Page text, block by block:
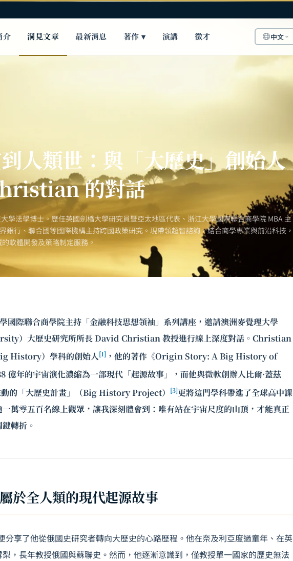
介 洞見文章 最新消息 著作 ▾ 演講 徵才 中文
人類世：與「大歷史」創始人
的對話
學法學博士。歷任英國劍橋大學研究員暨亞太地區代表、浙江大學國際聯合商學院 MBA 主
銀行、聯合國等國際機構主持跨國政策研究。現帶領超智諮詢，結合商學專業與前沿科技，
軟體開發及策略制定服務。
國際聯合商學院主持「金融科技思想領袖」系列講座，邀請澳洲麥覺理大學
）大歷史研究所所長 David Christian 教授進行線上深度對話。Christian
History）學科的創始人[1] ，他的著作《Origin Story: A Big History of
億年的宇宙演化濃縮為一部現代「起源故事」，而他與微軟創辦人比爾·蓋茲
的「大歷史計畫」（Big History Project）
[3]更將這門學科帶進了全球高中課
萬零五百名線上觀眾，讓我深刻體會到：唯有站在宇宙尺度的山頂，才能真正
轉折。
於全人類的現代起源故事
分享了他從俄國史研究者轉向大歷史的心路歷程。他在奈及利亞度過童年、在英
，長年教授俄國與蘇聯史。然而，他逐漸意識到，僅教授單一國家的歷史無法